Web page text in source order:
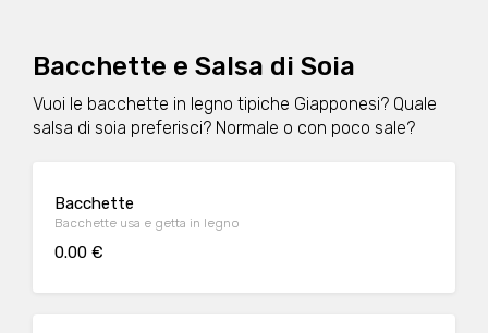
Bacchette e Salsa di Soia
Vuoi le bacchette in legno tipiche Giapponesi? Quale
salsa di soia preferisci? Normale o con poco sale?
Bacchette
Bacchette usa e getta in legno
0.00 €